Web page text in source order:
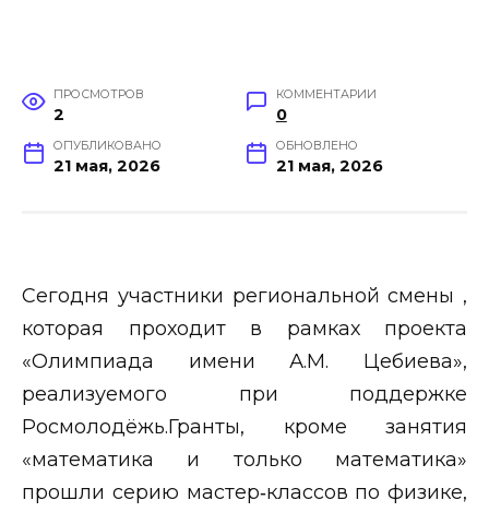
ПРОСМОТРОВ
2
КОММЕНТАРИИ
0
ОПУБЛИКОВАНО
21 мая, 2026
ОБНОВЛЕНО
21 мая, 2026
Сегодня участники региональной смены ,
которая проходит в рамках проекта
«Олимпиада имени А.М. Цебиева»,
реализуемого при поддержке
Росмолодёжь.Гранты, кроме занятия
«математика и только математика»
прошли серию мастер‑классов по физике,